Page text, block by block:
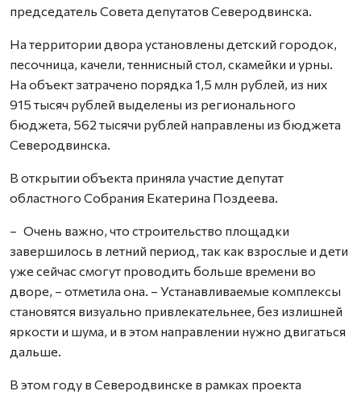
председатель Совета депутатов Северодвинска.
На территории двора установлены детский городок,
песочница, качели, теннисный стол, скамейки и урны.
На объект затрачено порядка 1,5 млн рублей, из них
915 тысяч рублей выделены из регионального
бюджета, 562 тысячи рублей направлены из бюджета
Северодвинска.
В открытии объекта приняла участие депутат
областного Собрания Екатерина Поздеева.
– Очень важно, что строительство площадки
завершилось в летний период, так как взрослые и дети
уже сейчас смогут проводить больше времени во
дворе, – отметила она. – Устанавливаемые комплексы
становятся визуально привлекательнее, без излишней
яркости и шума, и в этом направлении нужно двигаться
дальше.
В этом году в Северодвинске в рамках проекта